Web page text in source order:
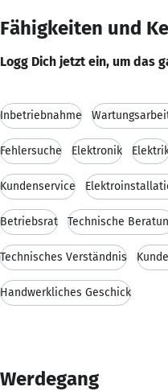
Fähigkeiten und
Logg Dich jetzt ein, um das
Inbetriebnahme
Fehlersuche Elektronik
Kundenservice
Betriebsrat Technische
Technisches Verständnis
Handwerkliches Geschick
Werdegang